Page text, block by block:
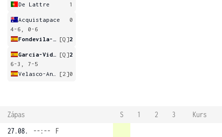
De Lattre
1
Acquistapace
0
4-6, 0-6
[Q]2
[Q]2
6-3, 7-5
[2]0
Zápas S 1 2 3
Kurs
27.08.
--:--
F